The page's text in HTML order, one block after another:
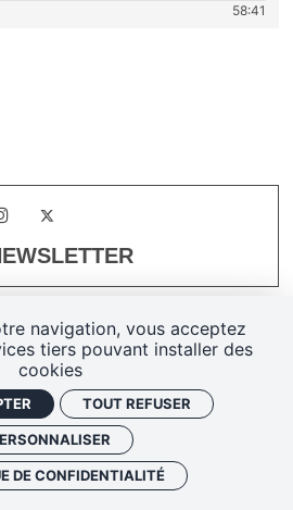
58:41
légales
navigation, vous acceptez
tiers pouvant installer des
cookies
TOUT REFUSER
DE CONFIDENTIALITÉ